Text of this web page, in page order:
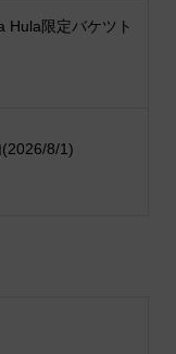
Hula限定バケツト
8/1)